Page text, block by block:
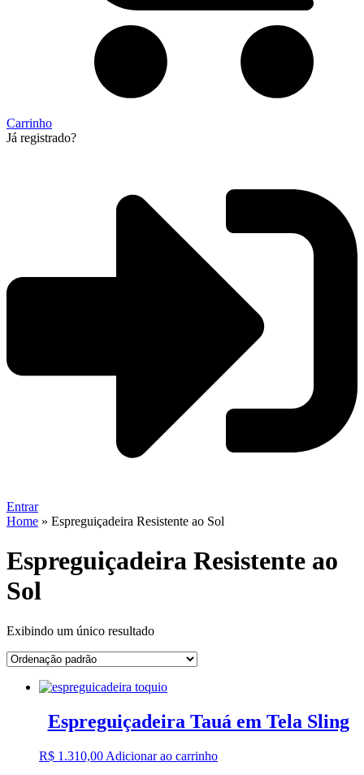
Carrinho
Já registrado?
Entrar
Home » Espreguiçadeira Resistente ao Sol
Espreguiçadeira Resistente ao
Sol
Exibindo um único resultado
Espreguiçadeira Tauá em Tela Sling
R$ 1.310,00 Adicionar ao carrinho